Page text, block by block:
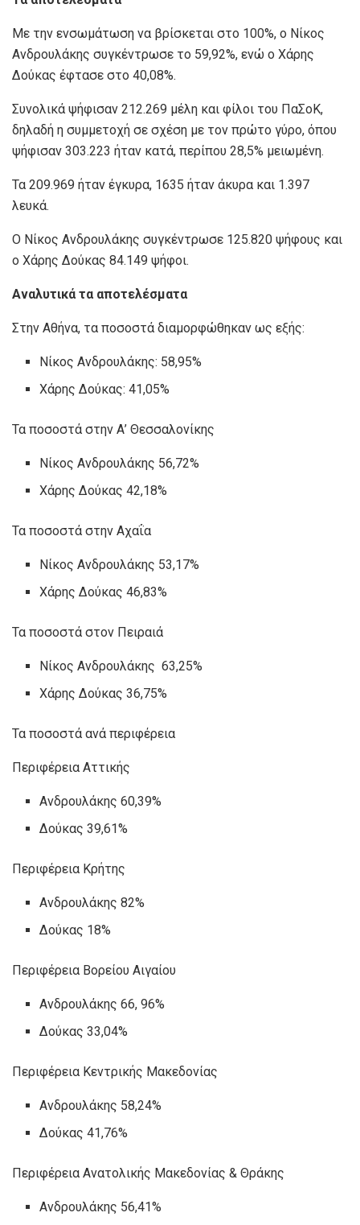
Με την ενσωμάτωση να βρίσκεται στο 100%, ο Νίκος
Ανδρουλάκης συγκέντρωσε το 59,92%, ενώ ο Χάρης
Δούκας έφτασε στο 40,08%.
Συνολικά ψήφισαν 212.269 μέλη και φίλοι του ΠαΣοΚ,
δηλαδή η συμμετοχή σε σχέση με τον πρώτο γύρο, όπου
ψήφισαν 303.223 ήταν κατά, περίπου 28,5% μειωμένη.
Τα 209.969 ήταν έγκυρα, 1635 ήταν άκυρα και 1.397
λευκά.
Ο Νίκος Ανδρουλάκης συγκέντρωσε 125.820 ψήφους και
ο Χάρης Δούκας 84.149 ψήφοι.
Αναλυτικά τα αποτελέσματα
Στην Αθήνα, τα ποσοστά διαμορφώθηκαν ως εξής:
Νίκος Ανδρουλάκης: 58,95%
Χάρης Δούκας: 41,05%
Τα ποσοστά στην Α’ Θεσσαλονίκης
Νίκος Ανδρουλάκης 56,72%
Χάρης Δούκας 42,18%
Τα ποσοστά στην Αχαΐα
Νίκος Ανδρουλάκης 53,17%
Χάρης Δούκας 46,83%
Τα ποσοστά στον Πειραιά
Νίκος Ανδρουλάκης 63,25%
Χάρης Δούκας 36,75%
Τα ποσοστά ανά περιφέρεια
Περιφέρεια Αττικής
Ανδρουλάκης 60,39%
Δούκας 39,61%
Περιφέρεια Κρήτης
Ανδρουλάκης 82%
Δούκας 18%
Περιφέρεια Βορείου Αιγαίου
Ανδρουλάκης 66, 96%
Δούκας 33,04%
Περιφέρεια Κεντρικής Μακεδονίας
Ανδρουλάκης 58,24%
Δούκας 41,76%
Περιφέρεια Ανατολικής Μακεδονίας & Θράκης
Ανδρουλάκης 56,41%